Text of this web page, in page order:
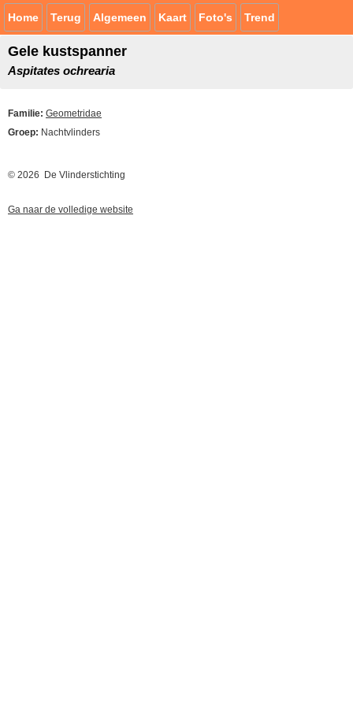
Home Terug Algemeen Kaart Foto's Trend
Gele kustspanner
Aspitates ochrearia
Familie: Geometridae
Groep: Nachtvlinders
© 2026 De Vlinderstichting
Ga naar de volledige website